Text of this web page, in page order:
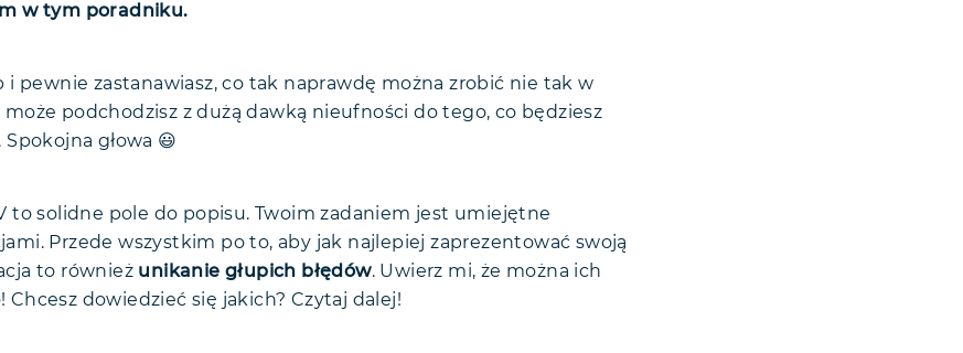
w tym poradniku.
i pewnie zastanawiasz, co tak naprawdę można zrobić nie tak w
podchodzisz z dużą dawką nieufności do tego, co będziesz
głowa 😃
to solidne pole do popisu. Twoim zadaniem jest umiejętne
Przede wszystkim po to, aby jak najlepiej zaprezentować swoją
to również unikanie głupich błędów. Uwierz mi, że można ich
Chcesz dowiedzieć się jakich? Czytaj dalej!